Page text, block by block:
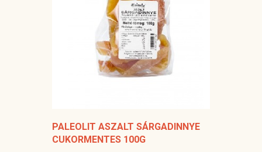
PALEOLIT ASZALT SÁRGADINNYE
CUKORMENTES 100G